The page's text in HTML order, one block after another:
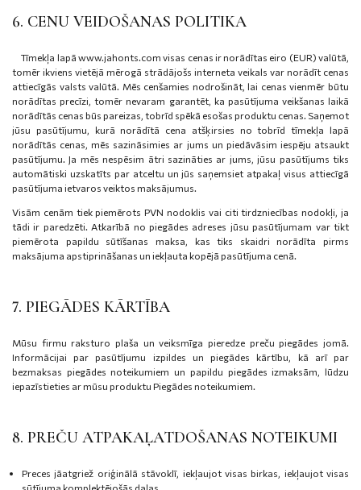
6. CENU VEIDOŠANAS POLITIKA
Tīmekļa lapā www.jahonts.com visas cenas ir norādītas eiro (EUR) valūtā,
tomēr ikviens vietējā mērogā strādājošs interneta veikals var norādīt cenas
attiecīgās valsts valūtā. Mēs cenšamies nodrošināt, lai cenas vienmēr būtu
norādītas precīzi, tomēr nevaram garantēt, ka pasūtījuma veikšanas laikā
norādītās cenas būs pareizas, tobrīd spēkā esošas produktu cenas. Saņemot
jūsu pasūtījumu, kurā norādītā cena atšķirsies no tobrīd tīmekļa lapā
norādītās cenas, mēs sazināsimies ar jums un piedāvāsim iespēju atsaukt
pasūtījumu. Ja mēs nespēsim ātri sazināties ar jums, jūsu pasūtījums tiks
automātiski uzskatīts par atceltu un jūs saņemsiet atpakaļ visus attiecīgā
pasūtījuma ietvaros veiktos maksājumus.
Visām cenām tiek piemērots PVN nodoklis vai citi tirdzniecības nodokļi, ja
tādi ir paredzēti. Atkarībā no piegādes adreses jūsu pasūtījumam var tikt
piemērota papildu sūtīšanas maksa, kas tiks skaidri norādīta pirms
maksājuma apstiprināšanas un iekļauta kopējā pasūtījuma cenā.
7. PIEGĀDES KĀRTĪBA
Mūsu firmu raksturo plaša un veiksmīga pieredze preču piegādes jomā.
Informācijai par pasūtījumu izpildes un piegādes kārtību, kā arī par
bezmaksas piegādes noteikumiem un papildu piegādes izmaksām, lūdzu
iepazīstieties ar mūsu produktu Piegādes noteikumiem.
8. PREČU ATPAKAĻATDOŠANAS NOTEIKUMI
Preces jāatgriež oriģinālā stāvoklī, iekļaujot visas birkas, iekļaujot visas
sūtījuma komplektējošās daļas.